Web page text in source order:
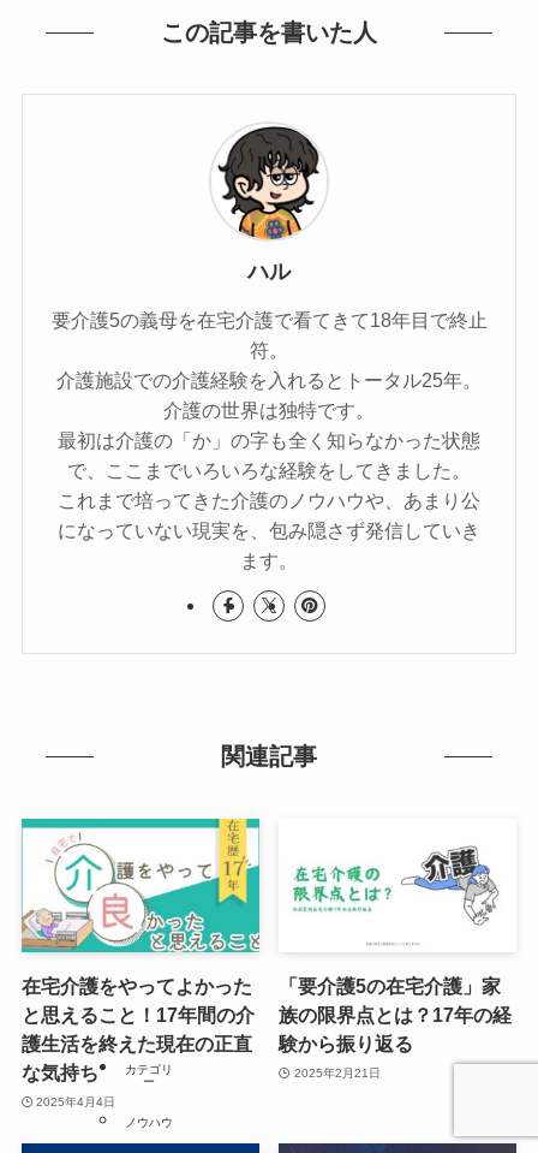
この記事を書いた人
ハル
要介護5の義母を在宅介護で看てきて18年目で終止
符。
介護施設での介護経験を入れるとトータル25年。
介護の世界は独特です。
最初は介護の「か」の字も全く知らなかった状態
で、ここまでいろいろな経験をしてきました。
これまで培ってきた介護のノウハウや、あまり公
になっていない現実を、包み隠さず発信していき
ます。
関連記事
在宅介護をやってよかった
と思えること！17年間の介
護生活を終えた現在の正直
な気持ち
2025年4月4日
「要介護5の在宅介護」家
族の限界点とは？17年の経
験から振り返る
2025年2月21日
カテゴリ
ー
ノウハウ